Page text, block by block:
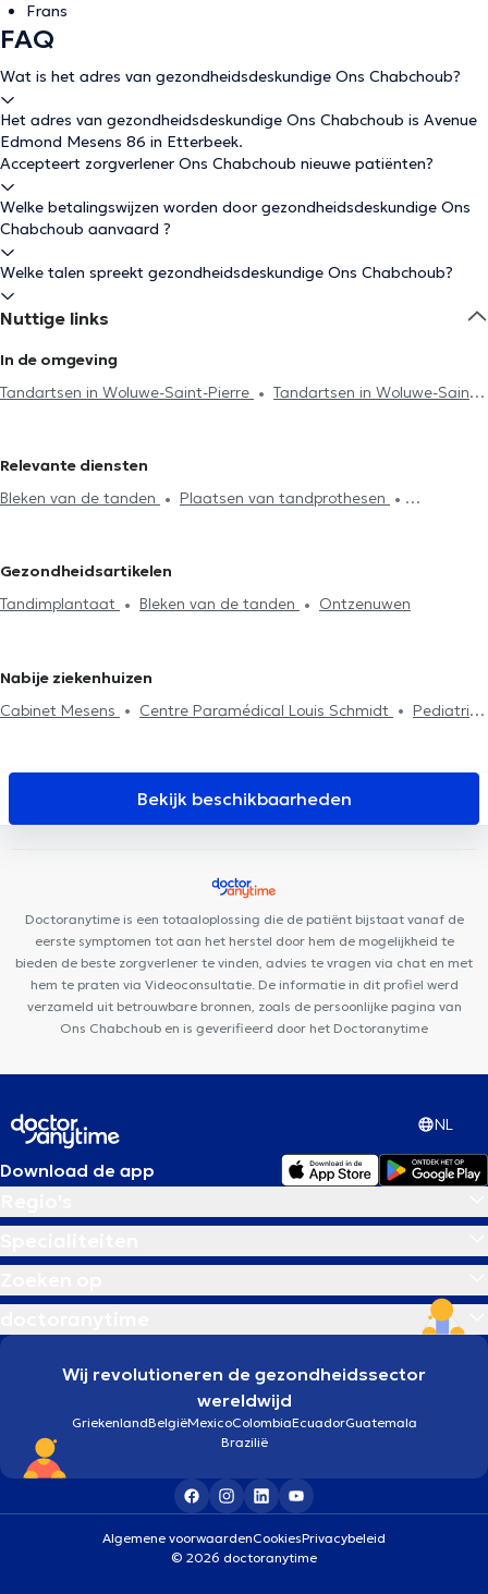
Frans
FAQ
Wat is het adres van gezondheidsdeskundige Ons Chabchoub?
Het adres van gezondheidsdeskundige Ons Chabchoub is Avenue
Edmond Mesens 86 in Etterbeek.
Accepteert zorgverlener Ons Chabchoub nieuwe patiënten?
Welke betalingswijzen worden door gezondheidsdeskundige Ons
Chabchoub aanvaard ?
Welke talen spreekt gezondheidsdeskundige Ons Chabchoub?
Nuttige links
In de omgeving
Tandartsen in Woluwe-Saint-Pierre
Tandartsen in Woluwe-Saint-
Jette
Tandartsen in Brussel
in Schaerbeek
Tandartsen in Sint-Joost-ten-Node
Tandartsen
Tandartsen in Wezembeek-Oppem
Tandartsen in Sint-Jans-
Relevante diensten
Bleken van de tanden
Plaatsen van tandprothesen
Plaatsing kronen
Vervanging vulling
Tandimplantaat
Tand noodgeval
Mond check-up
Gezondheidsartikelen
Tandimplantaat
Bleken van de tanden Ontzenuwen
Nabije ziekenhuizen
Cabinet Mesens
Centre Paramédical Louis Schmidt
Pediatrics
Aesthetics Clinic
Cabinets médicaux Boulaares
Dentaire d'Etterbeek
I Care Center
Centre Paramédical Saint-
ARTISTES - BY LILIE
Nika Health Center
Bekijk beschikbaarheden
Doctoranytime is een totaaloplossing die de patiënt bijstaat vanaf de
eerste symptomen tot aan het herstel door hem de mogelijkheid te
bieden de beste zorgverlener te vinden, advies te vragen via chat en met
hem te praten via Videoconsultatie. De informatie in dit profiel werd
verzameld uit betrouwbare bronnen, zoals de persoonlijke pagina van
Ons Chabchoub en is geverifieerd door het Doctoranytime
NL
Download de app
Wij revolutioneren de gezondheidssector
wereldwijd
GriekenlandBelgiëMexicoColombiaEcuadorGuatemala
Brazilië
Algemene voorwaardenCookiesPrivacybeleid
© 2026 doctoranytime